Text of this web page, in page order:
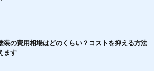
装の費用相場はどのくらい？コストを抑える方法
ます